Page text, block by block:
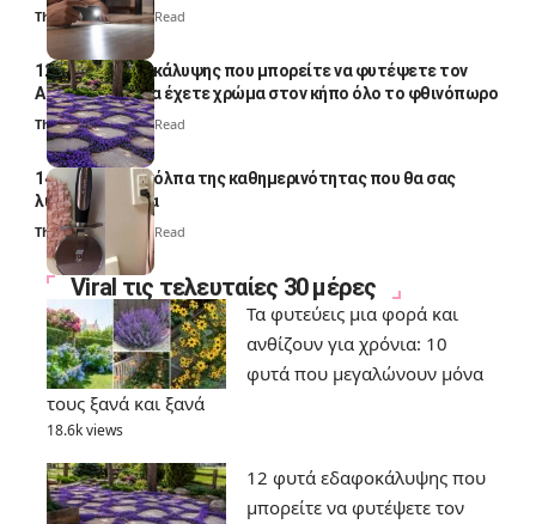
Thali Ombre4 Min Read
12 φυτά εδαφοκάλυψης που μπορείτε να φυτέψετε τον
Αύγουστο για να έχετε χρώμα στον κήπο όλο το φθινόπωρο
Thali Ombre7 Min Read
14 πανέξυπνα κόλπα της καθημερινότητας που θα σας
λύσουν τα χέρια
Thali Ombre 6 Min Read
Viral τις τελευταίες 30 μέρες
Τα φυτεύεις μια φορά και
ανθίζουν για χρόνια: 10
φυτά που μεγαλώνουν μόνα
τους ξανά και ξανά
18.6k views
12 φυτά εδαφοκάλυψης που
μπορείτε να φυτέψετε τον